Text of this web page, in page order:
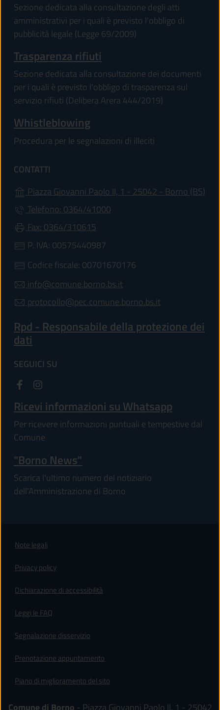
Sezione dedicata alla consultazione degli atti
amministrativi per i quali è previsto l'obbligo di
pubblicità legale (Legge 69/2009)
Trasparenza rifiuti
Sezione dedicata alla consultazione dei documenti
per i quali è previsto l'obbligo di trasparenza sul
servizio rifiuti (Delibera Arera 444/2019)
Whistleblowing
Procedura per le segnalazioni di illeciti
CONTATTI
Piazza Giovanni Paolo II, 1 - 25042 - Borno (BS)
Telefono: 0364/41000
Fax: 0364/310615
P. IVA: 00575440987
Codice fiscale: 00701670176
info@comune.borno.bs.it
protocollo@pec.comune.borno.bs.it
Rpd - Responsabile della protezione dei
dati
SEGUICI SU
Ricevi informazioni su Whatsapp
Per ricevere informazioni puntuali e tempestive dal
Comune
"Borno News"
Scarica l'ultimo numero del notiziario
dell'Amministrazione di Borno
Note legali
Privacy policy
Dichiarazione di accessibilità
Leggi le FAQ
Segnalazione disservizio
Prenotazione appuntamento
Piano di miglioramento del sito